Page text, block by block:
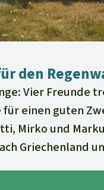
den
Vier Freunde
für einen guten
Mirko und
Griechenland